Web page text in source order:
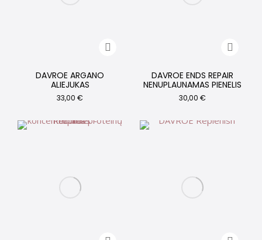
DAVROE ARGANO
ALIEJUKAS
33,00 €
DAVROE ENDS REPAIR
NENUPLAUNAMAS PIENELIS
30,00 €